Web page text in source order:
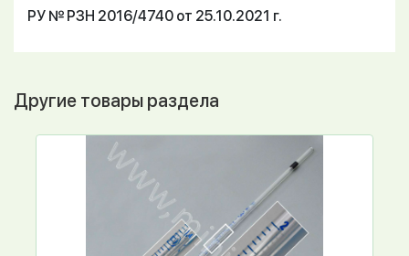
РУ № РЗН 2016/4740 от 25.10.2021 г.
Другие товары раздела